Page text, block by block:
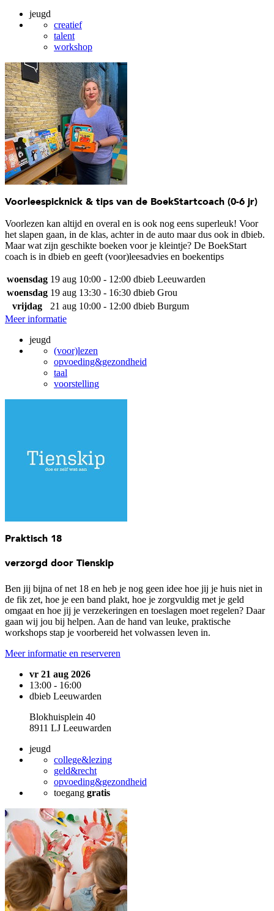
jeugd
creatief
talent
workshop
Voorleespicknick & tips van de BoekStartcoach (0-6 jr)
Voorlezen kan altijd en overal en is ook nog eens superleuk! Voor
het slapen gaan, in de klas, achter in de auto maar dus ook in dbieb.
Maar wat zijn geschikte boeken voor je kleintje? De BoekStart
coach is in dbieb en geeft (voor)leesadvies en boekentips
woensdag 19 aug 10:00 - 12:00 dbieb Leeuwarden
woensdag 19 aug 13:30 - 16:30 dbieb Grou
vrijdag
21 aug 10:00 - 12:00 dbieb Burgum
Meer informatie
jeugd
(voor)lezen
opvoeding&gezondheid
taal
voorstelling
Praktisch 18
verzorgd door Tienskip
Ben jij bijna of net 18 en heb je nog geen idee hoe jij je huis niet in
de fik zet, hoe je een band plakt, hoe je zorgvuldig met je geld
omgaat en hoe jij je verzekeringen en toeslagen moet regelen? Daar
gaan wij jou bij helpen. Aan de hand van leuke, praktische
workshops stap je voorbereid het volwassen leven in.
Meer informatie en reserveren
vr 21 aug 2026
13:00 - 16:00
dbieb Leeuwarden
Blokhuisplein 40
8911 LJ Leeuwarden
jeugd
college&lezing
geld&recht
opvoeding&gezondheid
toegang gratis